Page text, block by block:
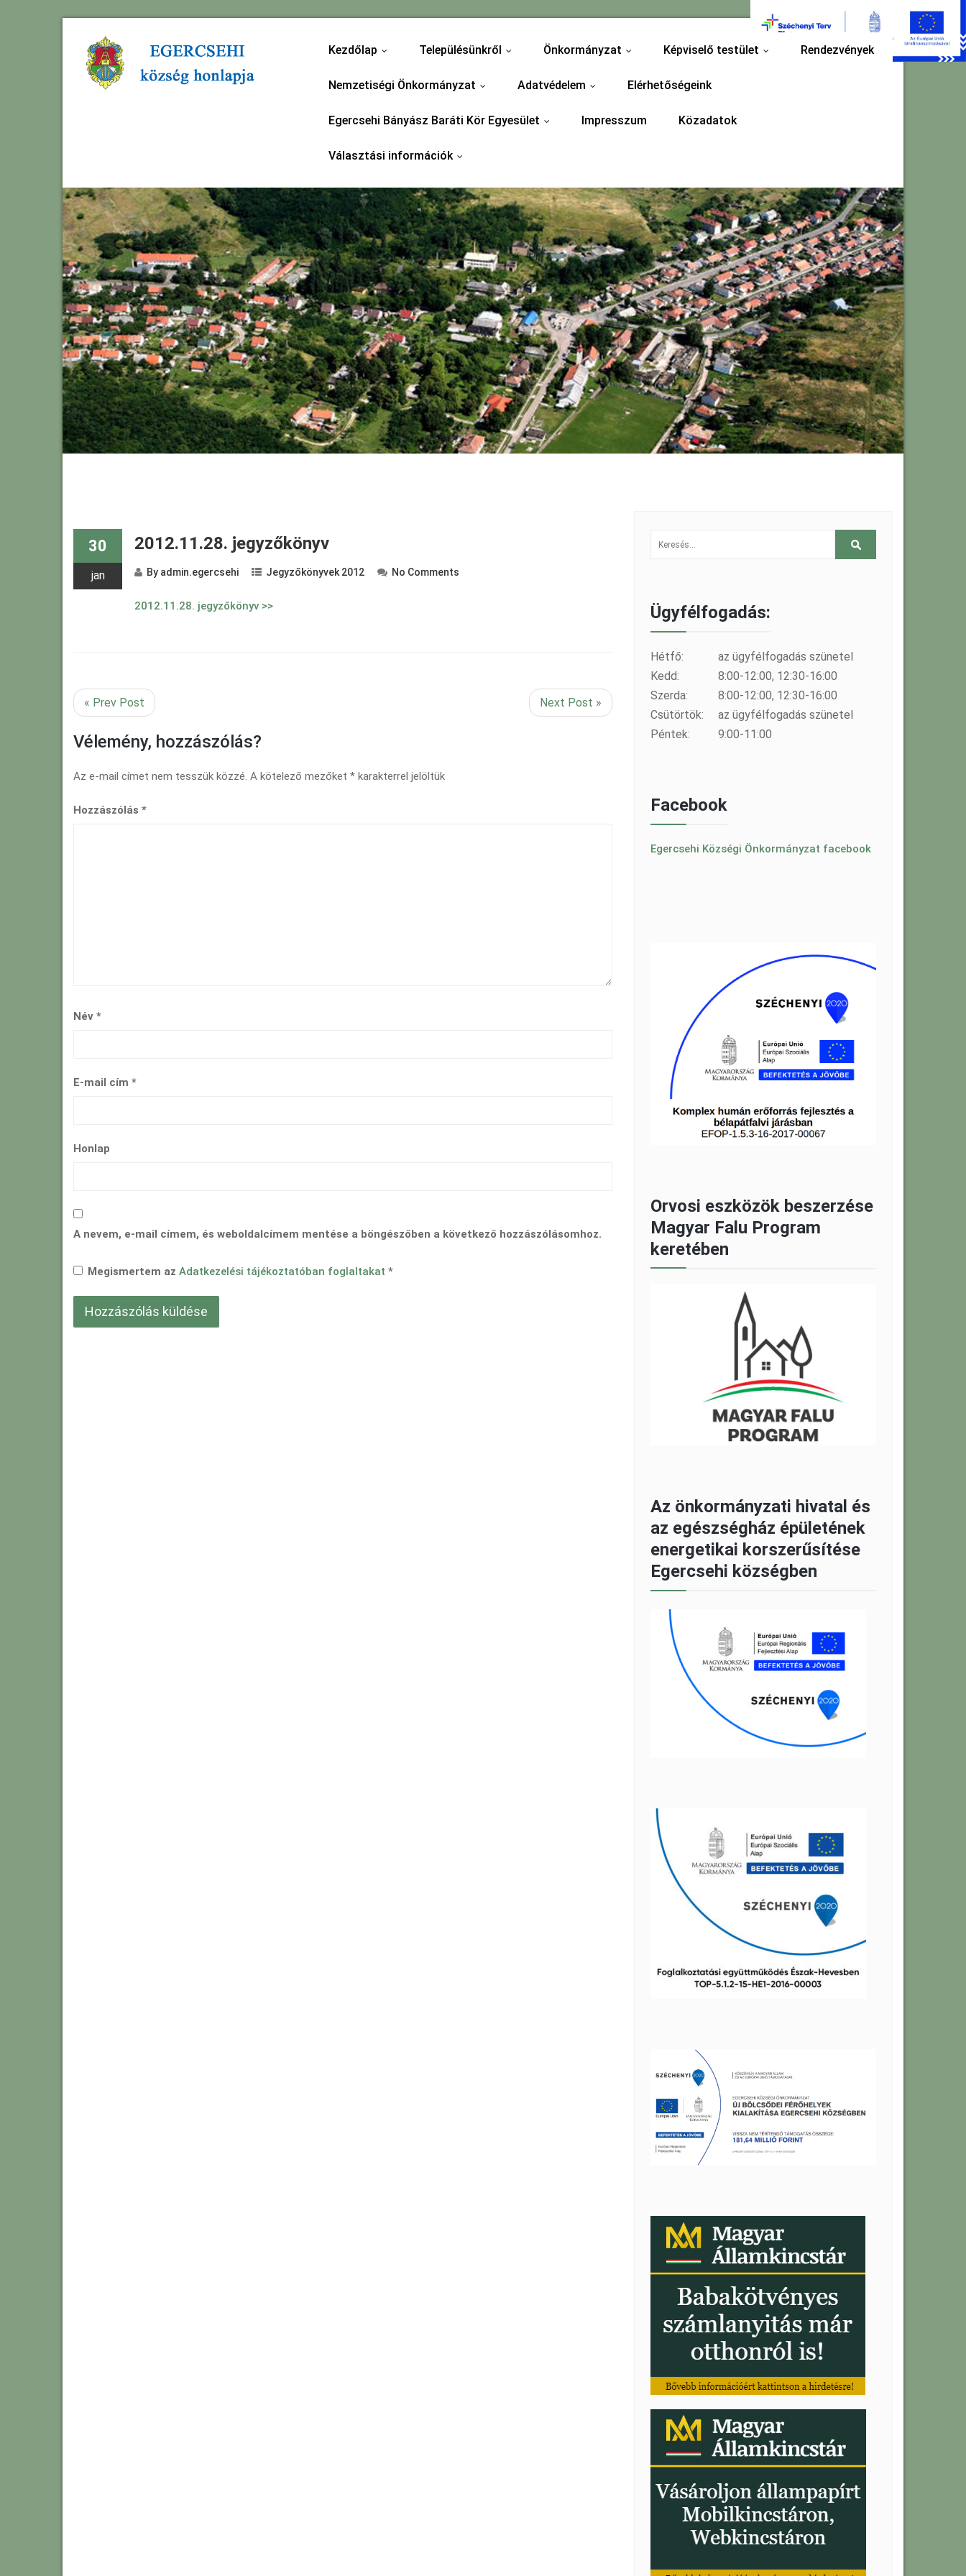
Kezdőlap Településünkről Önkormányzat Képviselő testület Rendezvények
Nemzetiségi Önkormányzat Adatvédelem Elérhetőségeink
Egercsehi Bányász Baráti Kör Egyesület Impresszum Közadatok
Választási információk
30
jan
2012.11.28. jegyzőkönyv
By admin.egercsehi Jegyzőkönyvek 2012 No Comments
2012.11.28. jegyzőkönyv >>
« Prev Post Next Post »
Vélemény, hozzászólás?
Az e-mail címet nem tesszük közzé. A kötelező mezőket * karakterrel jelöltük
Hozzászólás *
Név *
E-mail cím *
Honlap
A nevem, e-mail címem, és weboldalcímem mentése a böngészőben a következő hozzászólásomhoz.
Megismertem az Adatkezelési tájékoztatóban foglaltakat *
Ügyfélfogadás:
Hétfő:
az ügyfélfogadás szünetel
Kedd:
8:00-12:00, 12:30-16:00
Szerda:
8:00-12:00, 12:30-16:00
Csütörtök:
az ügyfélfogadás szünetel
Péntek:
9:00-11:00
Facebook
Egercsehi Községi Önkormányzat facebook
Orvosi eszközök beszerzése
Magyar Falu Program
keretében
Az önkormányzati hivatal és
az egészségház épületének
energetikai korszerűsítése
Egercsehi községben